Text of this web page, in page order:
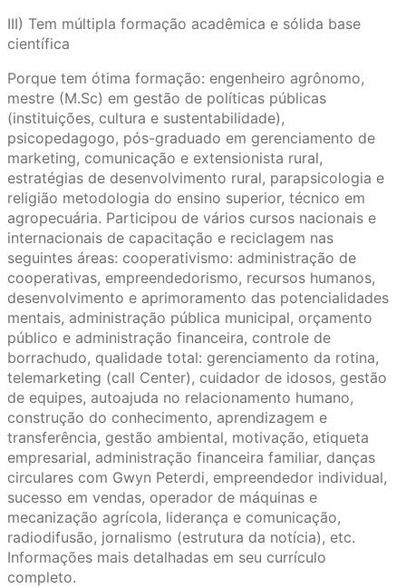
III) Tem múltipla formação acadêmica e sólida base
científica
Porque tem ótima formação: engenheiro agrônomo,
mestre (M.Sc) em gestão de políticas públicas
(instituições, cultura e sustentabilidade),
psicopedagogo, pós-graduado em gerenciamento de
marketing, comunicação e extensionista rural,
estratégias de desenvolvimento rural, parapsicologia e
religião metodologia do ensino superior, técnico em
agropecuária. Participou de vários cursos nacionais e
internacionais de capacitação e reciclagem nas
seguintes áreas: cooperativismo: administração de
cooperativas, empreendedorismo, recursos humanos,
desenvolvimento e aprimoramento das potencialidades
mentais, administração pública municipal, orçamento
público e administração financeira, controle de
borrachudo, qualidade total: gerenciamento da rotina,
telemarketing (call Center), cuidador de idosos, gestão
de equipes, autoajuda no relacionamento humano,
construção do conhecimento, aprendizagem e
transferência, gestão ambiental, motivação, etiqueta
empresarial, administração financeira familiar, danças
circulares com Gwyn Peterdi, empreendedor individual,
sucesso em vendas, operador de máquinas e
mecanização agrícola, liderança e comunicação,
radiodifusão, jornalismo (estrutura da notícia), etc.
Informações mais detalhadas em seu currículo
completo.